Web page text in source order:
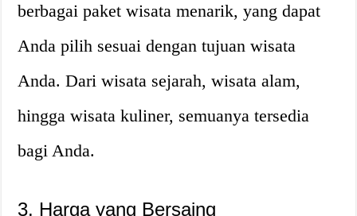
berbagai paket wisata menarik, yang dapat
Anda pilih sesuai dengan tujuan wisata
Anda. Dari wisata sejarah, wisata alam,
hingga wisata kuliner, semuanya tersedia
bagi Anda.
3. Harga yang Bersaing